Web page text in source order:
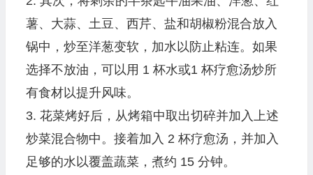
薯、大蒜、土豆、西芹、盐和胡椒粉混合放入
锅中，炒至洋葱变软，加水以防止粘连。如果
选择不放油，可以用 1 杯水或1 杯疗愈汤炒所
有食材以提升风味。
3. 花菜烤好后，从烤箱中取出切碎并加入上述
炒菜混合物中。接着加入 2 杯疗愈汤，并加入
足够的水以覆盖蔬菜，煮约 15 分钟。